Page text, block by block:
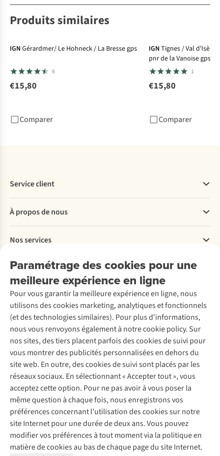
Produits similaires
IGN Gérardmer/ Le Hohneck / La Bresse gps
6
€15,80
Comparer
IGN Tignes / Val d'Isère
pnr de la Vanoise gps
1
€15,80
Comparer
Paramétrage des cookies pour une
meilleure expérience en ligne
Pour vous garantir la meilleure expérience en ligne, nous
utilisons des cookies marketing, analytiques et fonctionnels
(et des technologies similaires). Pour plus d'informations,
nous vous renvoyons également à notre cookie policy. Sur
nos sites, des tiers placent parfois des cookies de suivi pour
vous montrer des publicités personnalisées en dehors du
site web. En outre, des cookies de suivi sont placés par les
réseaux sociaux. En sélectionnant « Accepter tout », vous
acceptez cette option. Pour ne pas avoir à vous poser la
même question à chaque fois, nous enregistrons vos
préférences concernant l’utilisation des cookies sur notre
site Internet pour une durée de deux ans. Vous pouvez
modifier vos préférences à tout moment via la politique en
matière de cookies au bas de chaque page du site Internet.
Service client
Commander
Payer
Livraison
Rétractation d'une commande
Entretien & réparations
Garantie
Contactez-nous
À propos de nous
Explore More
À propos d’Ayacucho
Nos magasins
À propos d’A.S.Adventure
Déclaration d'accessibilité
Nos services
Location / Location sports d’hiver
Entretien de ski
Service de lavage
Entretien de chaussures
Réparation de chaussures
Réparation de vêtements
Retouches
Pour les entreprises
Découvrez
A.S.Magazine
Explore Camp
Gear Check
Expertise & conseils
Abonnez-vous à la newsletter
Suivez-nous
Mentions légales
Politique de confidentialité
Conditions générales
Cookie Policy